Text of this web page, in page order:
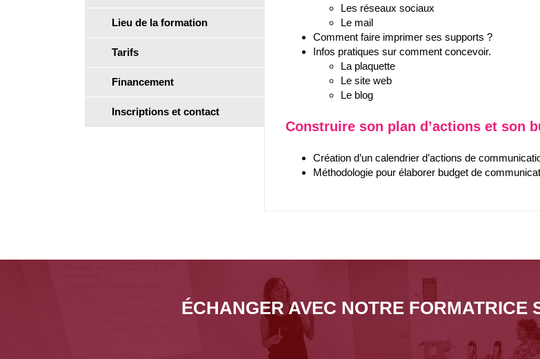
Lieu de la formation
Tarifs
Financement
Inscriptions et contact
Les réseaux sociaux
Le mail
Comment faire imprimer ses supports ?
Infos pratiques sur comment concevoir.
La plaquette
Le site web
Le blog
Construire son plan d’actions et son
Création d’un calendrier d’actions de
Méthodologie pour élaborer budget de
ÉCHANGER AVEC NOTRE FORMATRICE